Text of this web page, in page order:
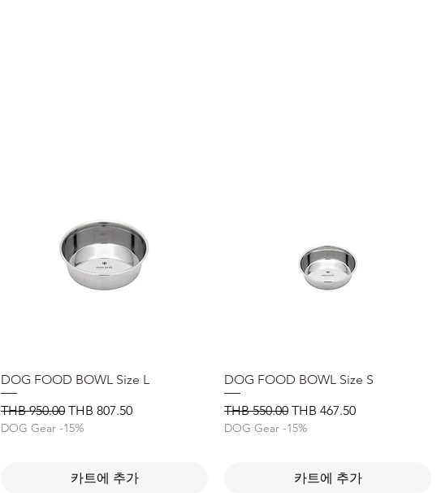
제품보기
DOG FOOD BOWL Size L
일반가
THB 950.00 할인가
THB 807.50
DOG Gear -15%
카트에 추가
제품보기
DOG FOOD BOWL Size S
일반가
THB 550.00 할인가
THB 467.50
DOG Gear -15%
카트에 추가